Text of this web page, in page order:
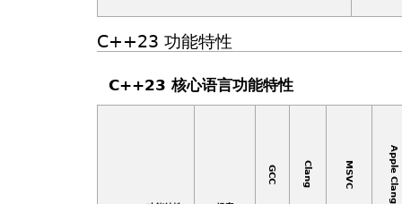
C++23 功能特性
C++23 核心语言功能特性
GCC Clang MSVC Apple Clang